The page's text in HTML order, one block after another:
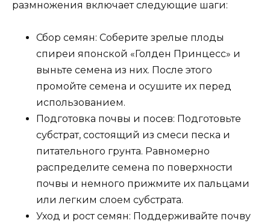
размножения включает следующие шаги:
Сбор семян: Соберите зрелые плоды
спиреи японской «Голден Принцесс» и
выньте семена из них. После этого
промойте семена и осушите их перед
использованием.
Подготовка почвы и посев: Подготовьте
субстрат, состоящий из смеси песка и
питательного грунта. Равномерно
распределите семена по поверхности
почвы и немного прижмите их пальцами
или легким слоем субстрата.
Уход и рост семян: Поддерживайте почву